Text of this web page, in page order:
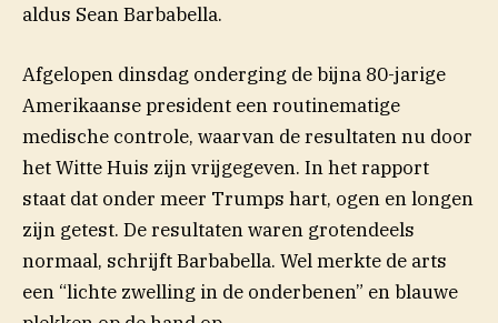
aldus Sean Barbabella.
Afgelopen dinsdag onderging de bijna 80-jarige
Amerikaanse president een routinematige
medische controle, waarvan de resultaten nu door
het Witte Huis zijn vrijgegeven. In het rapport
staat dat onder meer Trumps hart, ogen en longen
zijn getest. De resultaten waren grotendeels
normaal, schrijft Barbabella. Wel merkte de arts
een “lichte zwelling in de onderbenen” en blauwe